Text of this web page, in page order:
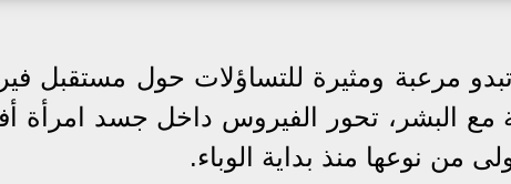
مرعبة ومثيرة للتساؤلات حول مستقبل
من نوعها منذ بداية الوباء.